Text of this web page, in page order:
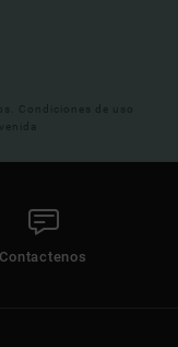
Condiciones de uso
Contactenos